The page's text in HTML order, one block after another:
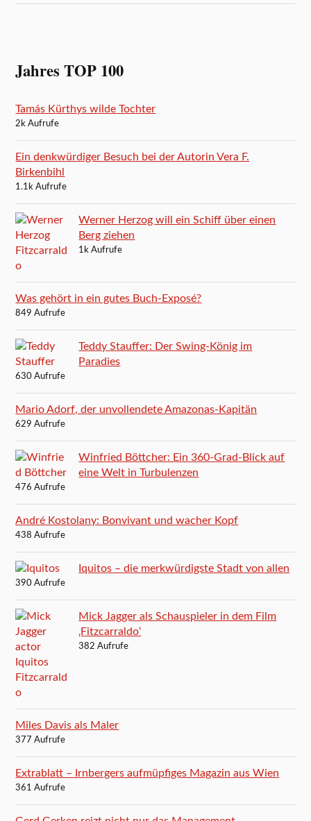
Jahres TOP 100
Tamás Kürthys wilde Tochter
2k Aufrufe
Ein denkwürdiger Besuch bei der Autorin Vera F.
Birkenbihl
1.1k Aufrufe
Werner Herzog will ein Schiff über einen
Berg ziehen
1k Aufrufe
Was gehört in ein gutes Buch-Exposé?
849 Aufrufe
Teddy Stauffer: Der Swing-König im
Paradies
630 Aufrufe
Mario Adorf, der unvollendete Amazonas-Kapitän
629 Aufrufe
Winfried Böttcher: Ein 360-Grad-Blick auf
eine Welt in Turbulenzen
476 Aufrufe
André Kostolany: Bonvivant und wacher Kopf
438 Aufrufe
Iquitos – die merkwürdigste Stadt von allen
390 Aufrufe
Mick Jagger als Schauspieler in dem Film
‚Fitzcarraldo‘
382 Aufrufe
Miles Davis als Maler
377 Aufrufe
Extrablatt – Irnbergers aufmüpfiges Magazin aus Wien
361 Aufrufe